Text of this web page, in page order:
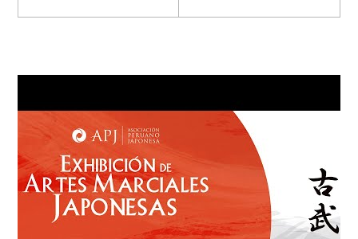
Centro Cultural Peruano Japonés
Teatro Peruano Japonés